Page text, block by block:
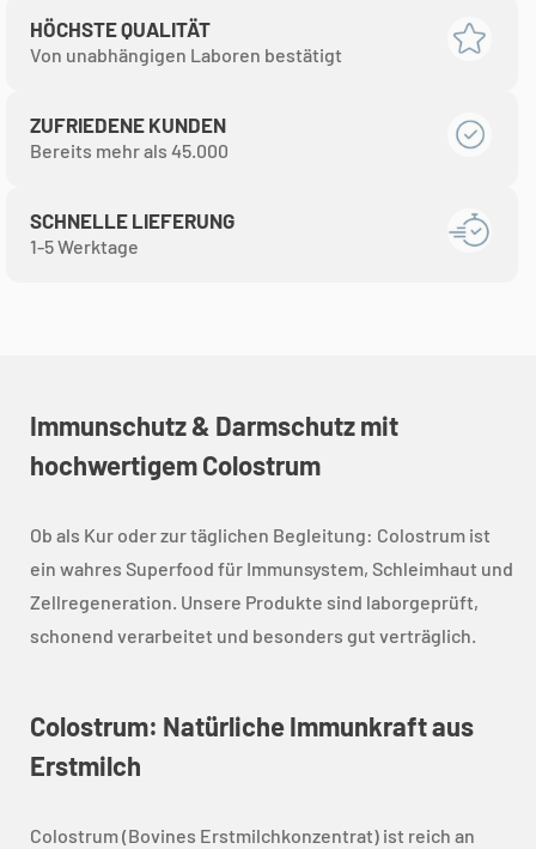
HÖCHSTE QUALITÄT
Von unabhängigen Laboren bestätigt
ZUFRIEDENE KUNDEN
Bereits mehr als 45.000
SCHNELLE LIEFERUNG
1-5 Werktage
Immunschutz & Darmschutz mit
hochwertigem Colostrum
Ob als Kur oder zur täglichen Begleitung: Colostrum ist
ein wahres Superfood für Immunsystem, Schleimhaut und
Zellregeneration. Unsere Produkte sind laborgeprüft,
schonend verarbeitet und besonders gut verträglich.
Colostrum: Natürliche Immunkraft aus
Erstmilch
Colostrum (Bovines Erstmilchkonzentrat) ist reich an